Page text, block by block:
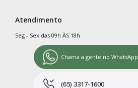
Atendimento
Seg - Sex das 09h ÀS 18h
Chama a gente no WhatsApp
(65) 3317-1600